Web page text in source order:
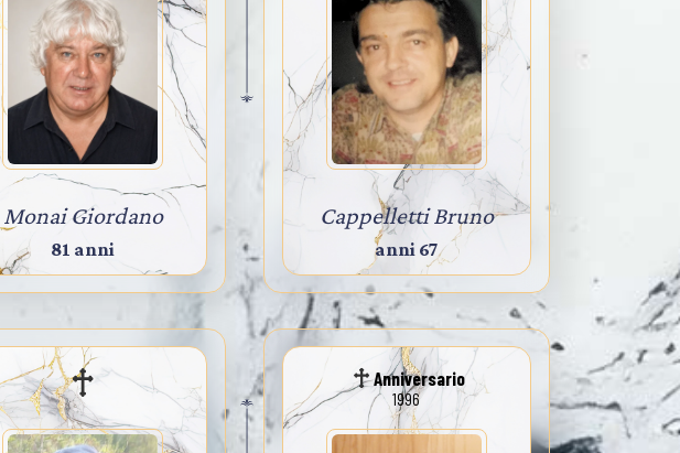
Monai Giordano
81 anni
Cappelletti Bruno
anni 67
Anniversario
1996